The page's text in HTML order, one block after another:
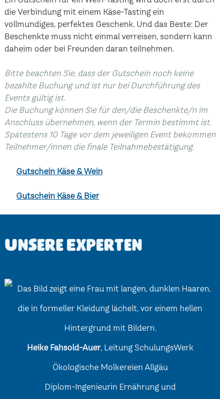
die Verbindung mit einem Käse-Tasting ein
vollmundiges, perfektes Geschenk. Und das Beste: Der
Beschenkte muss nicht einmal verreisen, sondern kann
daheim oder bei Freunden daran teilnehmen.
Bitte beachten Sie, dass der Gutschein noch keine
bezahlte Buchung und ist nur bei Durchführung des
Events gültig ist.
Die Buchung können Sie für den/die Beschenkte/n im
Anschluss übernehmen, wenn der Termin bestimmt ist.
Spätestens 10 Tage vor dem jeweiligen Event bekommen
Teilnehmer/innen die finale Teilnahmebestätigung.
Gutschein Käse & Wein
Gutschein Käse & Bier
Unsere Experten
Heike Fahsold-Auer, Leitung SchulungsWerk
Ökologische Molkereien Allgäu
Diplom-Ingenieurin Ernährung und